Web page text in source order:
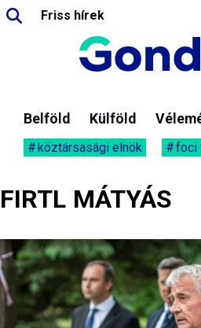
Friss hírek
Belföld Külföld
köztársasági elnök foci
FIRTL MÁTYÁS